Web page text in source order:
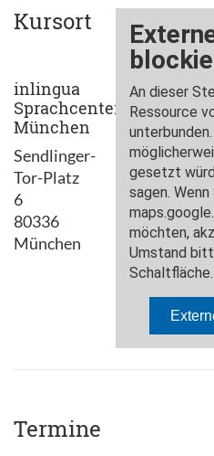
Kursort
inlingua
Sprachcenter
München
Sendlinger-
Tor-Platz
6
80336
München
Termine